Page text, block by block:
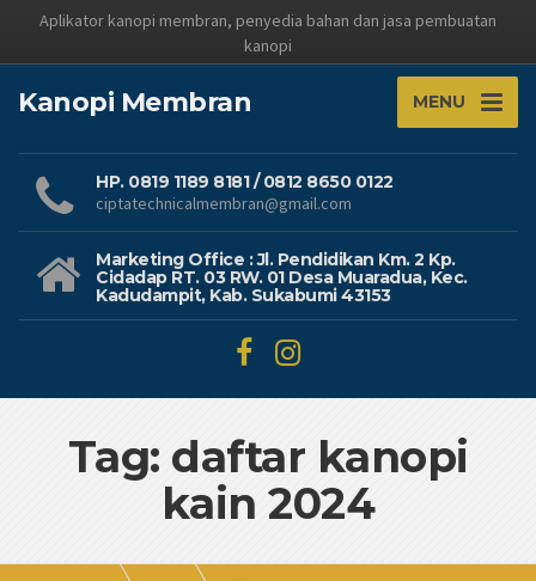
Aplikator kanopi membran, penyedia bahan dan jasa pembuatan
kanopi
Kanopi Membran MENU
HP. 0819 1189 8181 / 0812 8650 0122
ciptatechnicalmembran@gmail.com
Marketing Office : Jl. Pendidikan Km. 2 Kp.
Cidadap RT. 03 RW. 01 Desa Muaradua, Kec.
Kadudampit, Kab. Sukabumi 43153
Tag: daftar kanopi
kain 2024